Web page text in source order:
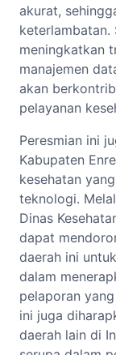
akurat,
keterlambatan.
meningkatkan
manajemen
akan
pelayanan
Peresmian ini
Kabupaten
kesehatan
teknologi.
Dinas
dapat
daerah ini
dalam
pelaporan
ini juga
daerah lain di